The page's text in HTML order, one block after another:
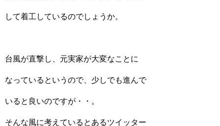
して着工しているのでしょうか。
台風が直撃し、元実家が大変なことに
なっているというので、少しでも進んで
いると良いのですが・・。
そんな風に考えているとあるツイッター